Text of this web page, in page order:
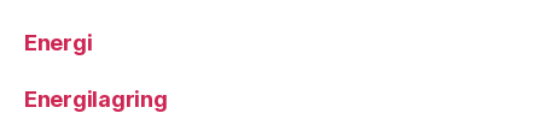
Energi
Energilagring